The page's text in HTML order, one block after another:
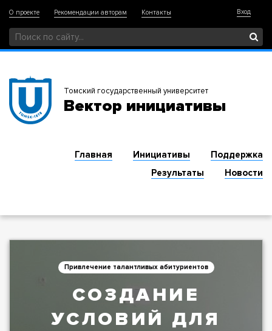
О проекте Рекомендации авторам Контакты Вход
Томский государственный университет
Вектор инициативы
Главная Инициативы
Поддержка
Результаты
Новости
Привлечение талантливых абитуриентов
СОЗДАНИЕ
УСЛОВИЙ ДЛЯ